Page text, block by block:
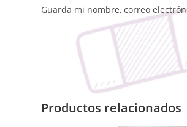
Guarda mi nombre, correo
Productos relacionados